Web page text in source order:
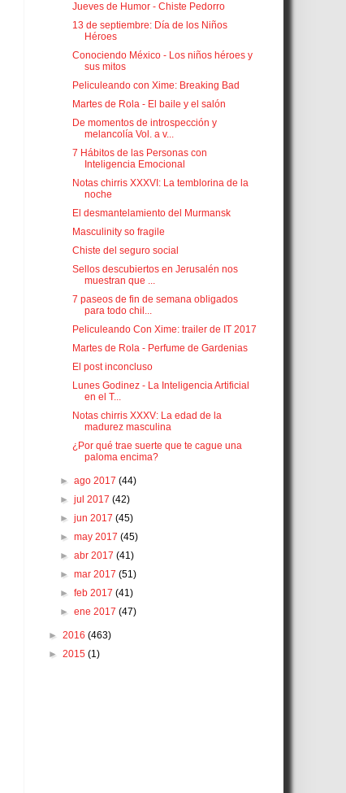
Jueves de Humor - Chiste Pedorro
13 de septiembre: Día de los Niños
Héroes
Conociendo México - Los niños héroes y
sus mitos
Peliculeando con Xime: Breaking Bad
Martes de Rola - El baile y el salón
De momentos de introspección y
melancolía Vol. a v...
7 Hábitos de las Personas con
Inteligencia Emocional
Notas chirris XXXVI: La temblorina de la
noche
El desmantelamiento del Murmansk
Masculinity so fragile
Chiste del seguro social
Sellos descubiertos en Jerusalén nos
muestran que ...
7 paseos de fin de semana obligados
para todo chil...
Peliculeando Con Xime: trailer de IT 2017
Martes de Rola - Perfume de Gardenias
El post inconcluso
Lunes Godinez - La Inteligencia Artificial
en el T...
Notas chirris XXXV: La edad de la
madurez masculina
¿Por qué trae suerte que te cague una
paloma encima?
►ago 2017(44)
►jul 2017(42)
►jun 2017(45)
►may 2017(45)
►abr 2017(41)
►mar 2017(51)
►feb 2017(41)
►ene 2017(47)
► 2016 (463)
► 2015 (1)